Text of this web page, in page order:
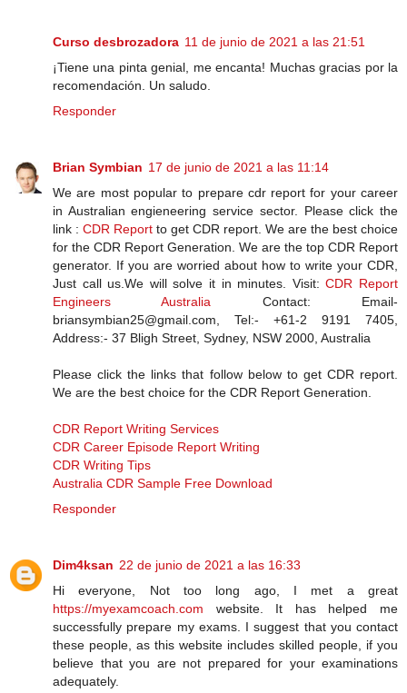
Curso desbrozadora 11 de junio de 2021 a las 21:51
¡Tiene una pinta genial, me encanta! Muchas gracias por la
recomendación. Un saludo.
Responder
Brian Symbian 17 de junio de 2021 a las 11:14
We are most popular to prepare cdr report for your career
in Australian engieneering service sector. Please click the
link : CDR Report to get CDR report. We are the best choice
for the CDR Report Generation. We are the top CDR Report
generator. If you are worried about how to write your CDR,
Just call us.We will solve it in minutes. Visit:CDR Report
Engineers Australia Contact: Email-
briansymbian25@gmail.com, Tel:- +61-2 9191 7405,
Address:- 37 Bligh Street, Sydney, NSW 2000, Australia
Please click the links that follow below to get CDR report.
We are the best choice for the CDR Report Generation.
CDR Report Writing Services
CDR Career Episode Report Writing
CDR Writing Tips
Australia CDR Sample Free Download
Responder
Dim4ksan 22 de junio de 2021 a las 16:33
Hi everyone, Not too long ago, I met a great
https://myexamcoach.com website. It has helped me
successfully prepare my exams. I suggest that you contact
these people, as this website includes skilled people, if you
believe that you are not prepared for your examinations
adequately.